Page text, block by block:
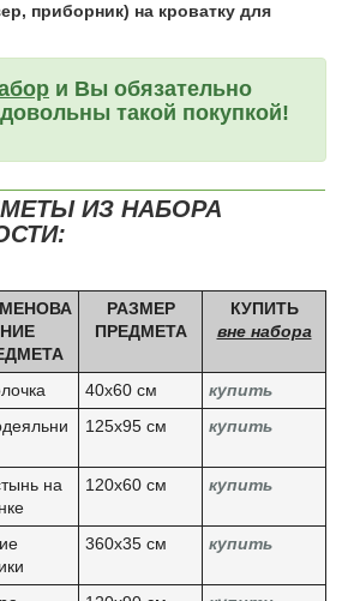
приборник) на кроватку для
и Вы обязательно
такой покупкой!
ИЗ НАБОРА
НИЕ
РАЗМЕР
ПРЕДМЕТА
КУПИТЬ
вне набора
40х60 см
купить
125х95 см купить
на
120х60 см купить
360х35 см купить